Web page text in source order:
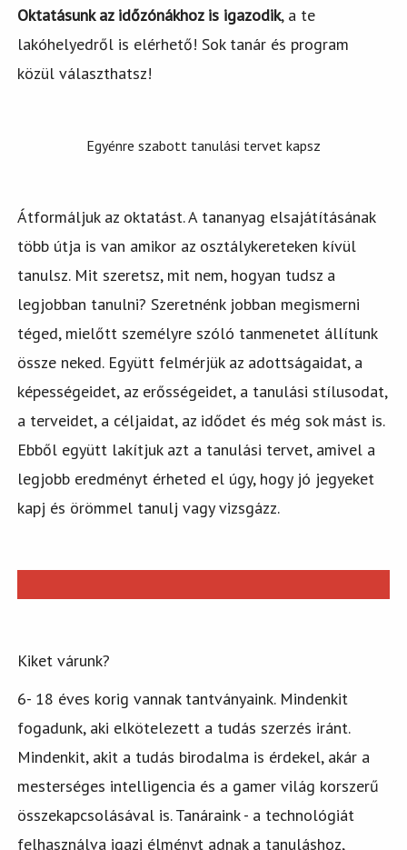
Oktatásunk az időzónákhoz is igazodik, a te
lakóhelyedről is elérhető! Sok tanár és program
közül választhatsz!
Egyénre szabott tanulási tervet kapsz
Átformáljuk az oktatást. A tananyag elsajátításának
több útja is van amikor az osztálykereteken kívül
tanulsz. Mit szeretsz, mit nem, hogyan tudsz a
legjobban tanulni? Szeretnénk jobban megismerni
téged, mielőtt személyre szóló tanmenetet állítunk
össze neked. Együtt felmérjük az adottságaidat, a
képességeidet, az erősségeidet, a tanulási stílusodat,
a terveidet, a céljaidat, az idődet és még sok mást is.
Ebből együtt lakítjuk azt a tanulási tervet, amivel a
legjobb eredményt érheted el úgy, hogy jó jegyeket
kapj és örömmel tanulj vagy vizsgázz.
Kiket várunk?
6- 18 éves korig vannak tantványaink. Mindenkit
fogadunk, aki elkötelezett a tudás szerzés iránt.
Mindenkit, akit a tudás birodalma is érdekel, akár a
mesterséges intelligencia és a gamer világ korszerű
összekapcsolásával is. Tanáraink - a technológiát
felhasználva igazi élményt adnak a tanuláshoz,